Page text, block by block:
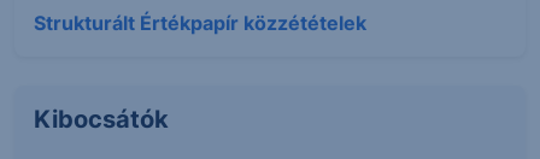
Strukturált Értékpapír közzétételek
Kibocsátók